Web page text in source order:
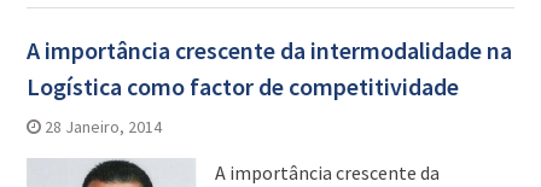
A importância crescente da intermodalidade na
Logística como factor de competitividade
28 Janeiro, 2014
A importância crescente da